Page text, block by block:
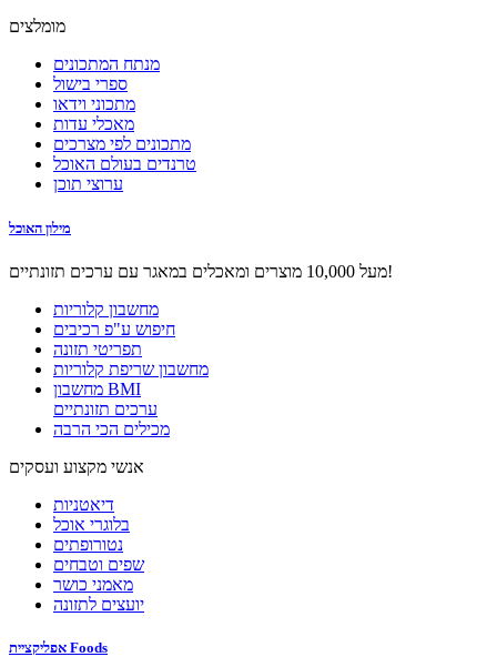
מומלצים
מנתח המתכונים
ספרי בישול
מתכוני וידאו
מאכלי עדות
מתכונים לפי מצרכים
טרנדים בעולם האוכל
ערוצי תוכן
מילון האוכל
מעל 10,000 מוצרים ומאכלים במאגר עם ערכים תזונתיים!
מחשבון קלוריות
חיפוש ע"פ רכיבים
תפריטי תזונה
מחשבון שריפת קלוריות
מחשבון BMI
ערכים תזונתיים
מכילים הכי הרבה
אנשי מקצוע ועסקים
דיאטניות
בלוגרי אוכל
נטורופתים
שפים וטבחים
מאמני כושר
יועצים לתזונה
אפליקציית Foods